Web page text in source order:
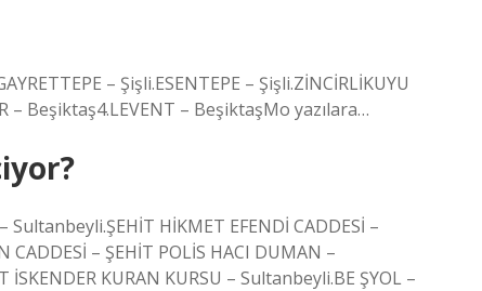
– Şişli.ESENTEPE – Şişli.ZİNCİRLİKUYU
– Beşiktaş4.LEVENT – BeşiktaşMo yazılara…
Sultanbeyli.ŞEHİT HİKMET EFENDİ CADDESİ –
– ŞEHİT POLİS HACI DUMAN –
KURAN KURSU – Sultanbeyli.BE ŞYOL –